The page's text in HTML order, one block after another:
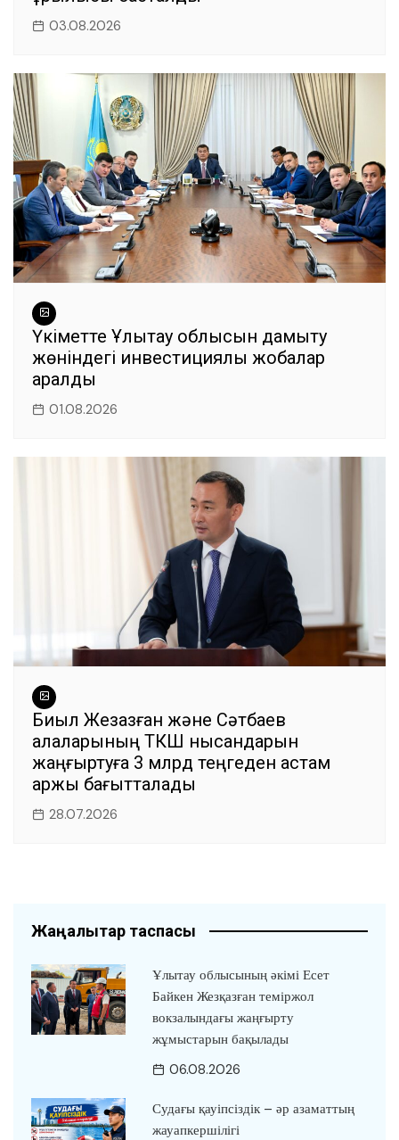
03.08.2026
Үкіметте Ұлытау облысын дамыту
жөніндегі инвестициялық жобалар
қаралды
01.08.2026
Биыл Жезқазған және Сәтбаев
қалаларының ТКШ нысандарын
жаңғыртуға 3 млрд теңгеден астам
қаржы бағытталады
28.07.2026
Жаңалықтар таспасы
Ұлытау облысының әкімі Есет
Байкен Жезқазған теміржол
вокзалындағы жаңғырту
жұмыстарын бақылады
06.08.2026
Судағы қауіпсіздік – әр азаматтың
жауапкершілігі